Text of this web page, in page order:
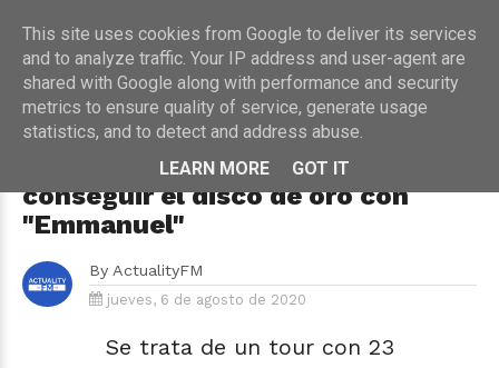
HOME›CONCIERTOS
Anuel AA anuncia una gran gira
por España y Europa en 2021 tras
conseguir el disco de oro con
"Emmanuel"
By ActualityFM
jueves, 6 de agosto de 2020
Se trata de un tour con 23
This site uses cookies from Google to deliver its services
and to analyze traffic. Your IP address and user-agent are
shared with Google along with performance and security
metrics to ensure quality of service, generate usage
statistics, and to detect and address abuse.
LEARN MORE
GOT IT